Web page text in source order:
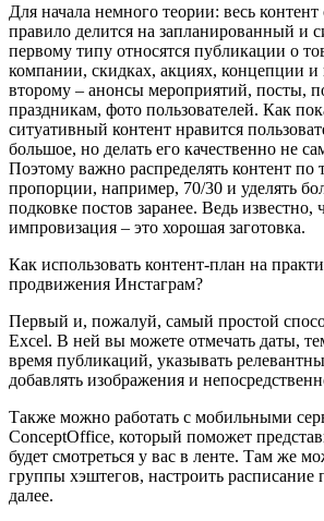
Для начала немного теории: весь
правило делится на запланированный и
первому типу относятся публикации о
компании, скидках, акциях, концепции
второму – анонсы мероприятий, посты,
праздникам, фото пользователей. Как
ситуативный контент нравится
большое, но делать его качественно не
Поэтому важно распределять контент по
пропорции, например, 70/30 и уделять
подковке постов заранее. Ведь известно,
импровизация – это хорошая заготовка.
Как использовать контент-план на
продвижения Инстаграм?
Первый и, пожалуй, самый простой
Excel. В ней вы можете отмечать даты,
время публикаций, указывать
добавлять изображения и
Также можно работать с мобильными
ConceptOffice, который поможет
будет смотреться у вас в ленте. Там же
группы хэштегов, настроить расписание
далее.